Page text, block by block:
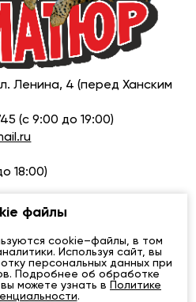
Ленина, 4 (перед Ханским
(с 9:00 до 19:00)
18:00)
МАРШРУТ
файлы
cookie–файлы, в том
Используя сайт, вы
персональных данных при
Подробнее об обработке
можете узнать в Политике
.